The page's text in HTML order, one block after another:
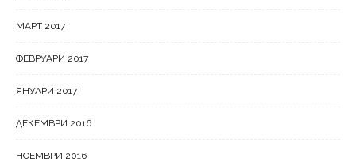
МАРТ 2017
ФЕВРУАРИ 2017
ЯНУАРИ 2017
ДЕКЕМВРИ 2016
НОЕМВРИ 2016